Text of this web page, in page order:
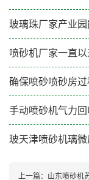
喷砂机厂家一直
确保喷砂喷砂房
玻天津喷砂机璃
上一篇： 山东喷砂机